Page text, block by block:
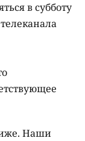
в субботу
Наши